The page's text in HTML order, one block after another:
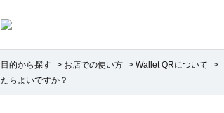
目的から探す > お店での使い方 > Wallet QRについて >
たらよいですか？